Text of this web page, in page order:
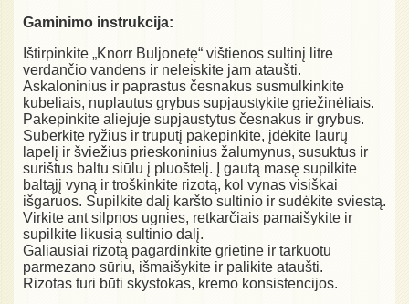
Gaminimo instrukcija:
Ištirpinkite „Knorr Buljonetę“ vištienos sultinį litre
verdančio vandens ir neleiskite jam ataušti.
Askaloninius ir paprastus česnakus susmulkinkite
kubeliais, nuplautus grybus supjaustykite griežinėliais.
Pakepinkite aliejuje supjaustytus česnakus ir grybus.
Suberkite ryžius ir truputį pakepinkite, įdėkite laurų
lapelį ir šviežius prieskoninius žalumynus, susuktus ir
surištus baltu siūlu į pluoštelį. Į gautą masę supilkite
baltąjį vyną ir troškinkite rizotą, kol vynas visiškai
išgaruos. Supilkite dalį karšto sultinio ir sudėkite sviestą.
Virkite ant silpnos ugnies, retkarčiais pamaišykite ir
supilkite likusią sultinio dalį.
Galiausiai rizotą pagardinkite grietine ir tarkuotu
parmezano sūriu, išmaišykite ir palikite ataušti.
Rizotas turi būti skystokas, kremo konsistencijos.